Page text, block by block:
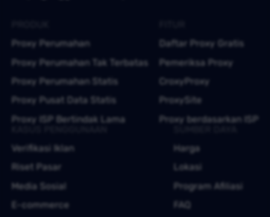
Proxy Perumahan
Proxy Perumahan Tak Terbatas
Proxy Perumahan Statis
Proxy Pusat Data Statis
Proxy ISP Bertindak Lama
Daftar Proxy Gratis
Pemeriksa Proxy
CroxyProxy
ProxySite
Proxy berdasarkan ISP
Verifikasi Iklan
Riset Pasar
Media Sosial
E-commerce
Harga
Lokasi
Program Afiliasi
FAQ